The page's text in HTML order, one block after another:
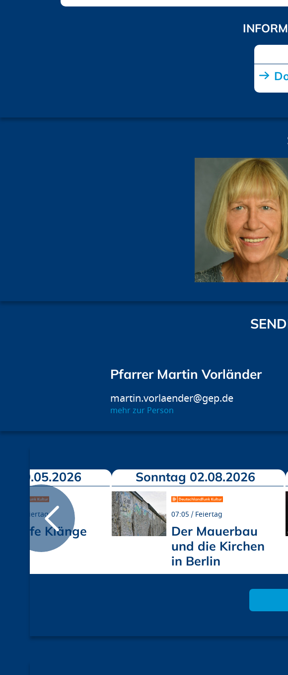
Pfarrer Martin Vorländer
martin.vorlaender@gep.de
mehr zur Person
10.05.2026
Feiertag
Klänge
Sonntag 02.08.2026
07:05 Feiertag
Der Mauerbau
und die Kirchen
in Berlin